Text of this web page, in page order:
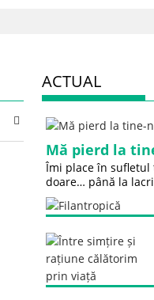
ACTUAL
Mă pierd la
Îmi place în
doare… până la